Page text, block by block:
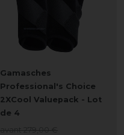
Gamasches
Professional's Choice
2XCool Valuepack - Lot
de 4